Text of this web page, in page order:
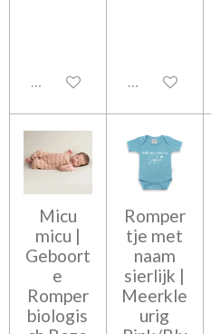
Uitgeschakeld Uitgeschakeld
Micu
micu |
Geboort
e
Romper
biologis
Romper
tje met
naam
sierlijk |
Meerkle
urig